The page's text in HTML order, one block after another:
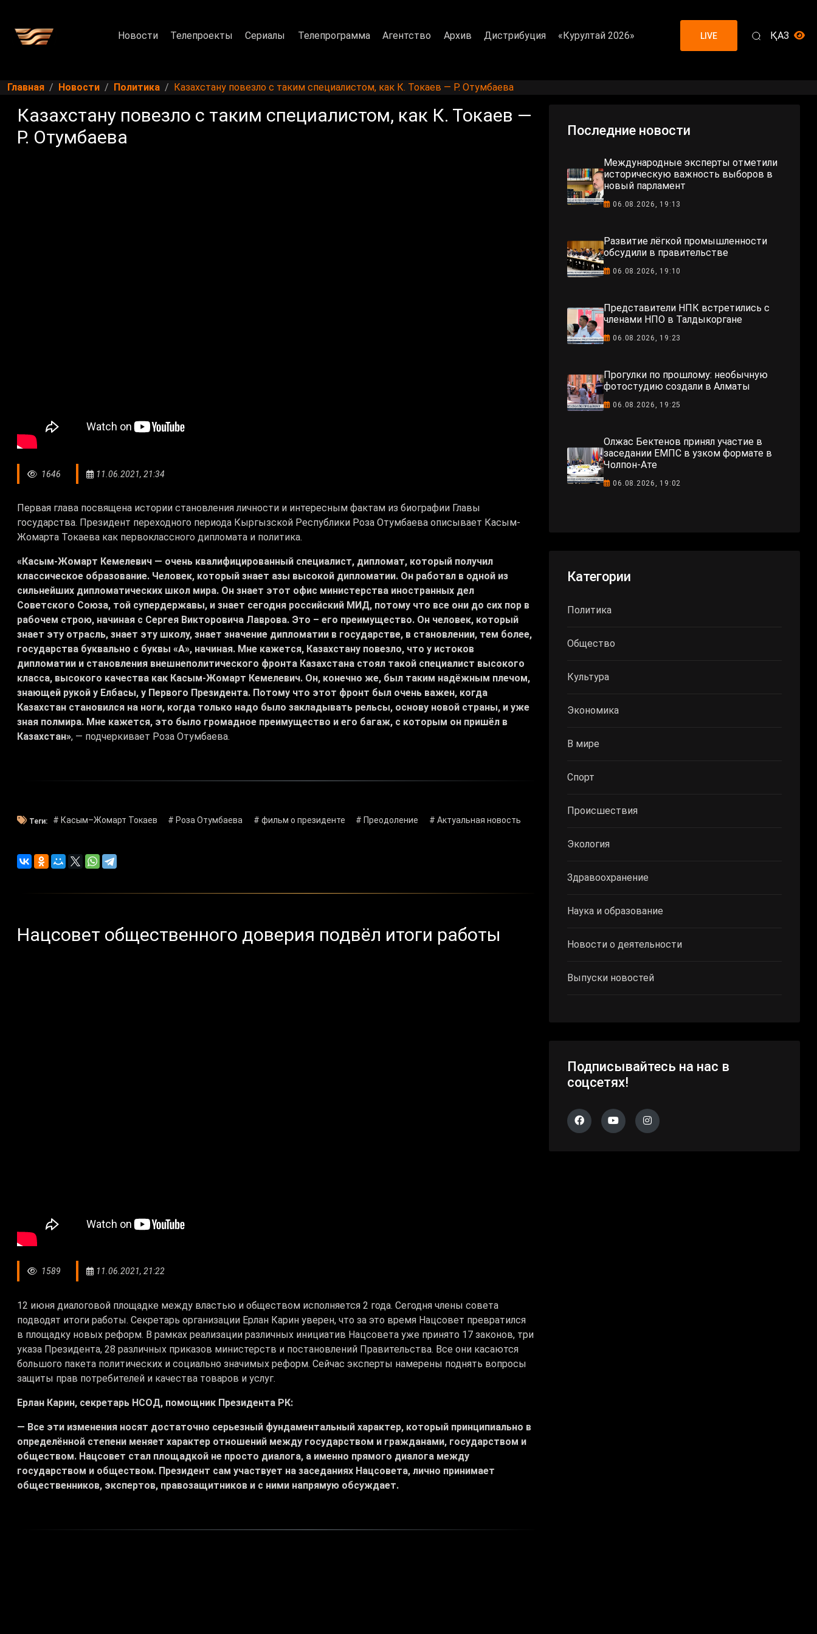
Новости Телепроекты Сериалы Телепрограмма Агентство Архив Дистрибуция «Курултай 2026» LIVE ҚАЗ
Главная Новости Политика Казахстану повезло с таким специалистом, как К. Токаев — Р. Отумбаева
Казахстану повезло с таким специалистом, как К. Токаев —
Р. Отумбаева
1646 11.06.2021, 21:34
Первая глава посвящена истории становления личности и интересным фактам из биографии Главы
государства. Президент переходного периода Кыргызской Республики Роза Отумбаева описывает Касым-
Жомарта Токаева как первоклассного дипломата и политика.
«Касым-Жомарт Кемелевич — очень квалифицированный специалист, дипломат, который получил
классическое образование. Человек, который знает азы высокой дипломатии. Он работал в одной из
сильнейших дипломатических школ мира. Он знает этот офис министерства иностранных дел
Советского Союза, той супердержавы, и знает сегодня российский МИД, потому что все они до сих пор в
рабочем строю, начиная с Сергея Викторовича Лаврова. Это – его преимущество. Он человек, который
знает эту отрасль, знает эту школу, знает значение дипломатии в государстве, в становлении, тем более,
государства буквально с буквы «А», начиная. Мне кажется, Казахстану повезло, что у истоков
дипломатии и становления внешнеполитического фронта Казахстана стоял такой специалист высокого
класса, высокого качества как Касым-Жомарт Кемелевич. Он, конечно же, был таким надёжным плечом,
знающей рукой у Елбасы, у Первого Президента. Потому что этот фронт был очень важен, когда
Казахстан становился на ноги, когда только надо было закладывать рельсы, основу новой страны, и уже
зная полмира. Мне кажется, это было громадное преимущество и его багаж, с которым он пришёл в
Казахстан», — подчеркивает Роза Отумбаева.
Теги: # Касым–Жомарт Токаев # Роза Отумбаева # фильм о президенте # Преодоление # Актуальная новость
Нацсовет общественного доверия подвёл итоги работы
1589 11.06.2021, 21:22
12 июня диалоговой площадке между властью и обществом исполняется 2 года. Сегодня члены совета
подводят итоги работы. Секретарь организации Ерлан Карин уверен, что за это время Нацсовет превратился
в площадку новых реформ. В рамках реализации различных инициатив Нацсовета уже принято 17 законов, три
указа Президента, 28 различных приказов министерств и постановлений Правительства. Все они касаются
большого пакета политических и социально значимых реформ. Сейчас эксперты намерены поднять вопросы
защиты прав потребителей и качества товаров и услуг.
Ерлан Карин, секретарь НСОД, помощник Президента РК:
— Все эти изменения носят достаточно серьезный фундаментальный характер, который принципиально в
определённой степени меняет характер отношений между государством и гражданами, государством и
обществом. Нацсовет стал площадкой не просто диалога, а именно прямого диалога между
государством и обществом. Президент сам участвует на заседаниях Нацсовета, лично принимает
общественников, экспертов, правозащитников и с ними напрямую обсуждает.
Последние новости
Международные эксперты отметили
историческую важность выборов в
новый парламент
06.08.2026, 19:13
Развитие лёгкой промышленности
обсудили в правительстве
06.08.2026, 19:10
Представители НПК встретились с
членами НПО в Талдыкоргане
06.08.2026, 19:23
Прогулки по прошлому: необычную
фотостудию создали в Алматы
06.08.2026, 19:25
Олжас Бектенов принял участие в
заседании ЕМПС в узком формате в
Чолпон-Ате
06.08.2026, 19:02
Категории
Политика
Общество
Культура
Экономика
В мире
Спорт
Происшествия
Экология
Здравоохранение
Наука и образование
Новости о деятельности
Выпуски новостей
Подписывайтесь на нас в
соцсетях!